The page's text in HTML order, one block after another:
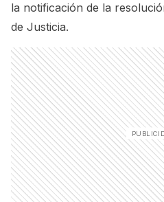
la notificación de la
de Justicia.